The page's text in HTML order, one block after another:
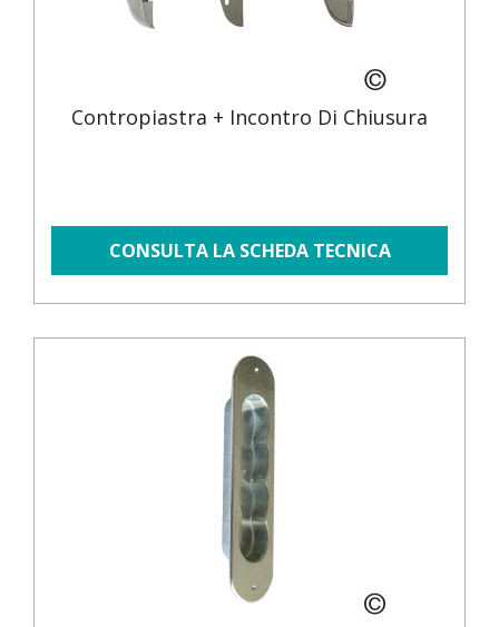
Contropiastra + Incontro Di Chiusura
CONSULTA LA SCHEDA TECNICA